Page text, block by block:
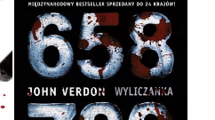
WYLICZANKA
JOHN VERDON
OPRAWA MIĘKKA